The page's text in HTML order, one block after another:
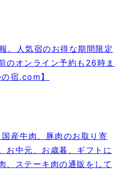
。人気宿のお得な期間限定
のオンライン予約も26時ま
宿.com】
産牛肉、豚肉のお取り寄
お中元、お歳暮、ギフトに
、ステーキ肉の通販をして